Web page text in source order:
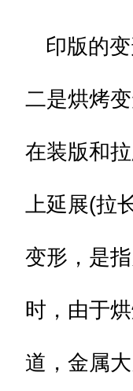
印版的
二是烘烤
在装版和
上延展(拉
变形，是
时，由于
道，金属